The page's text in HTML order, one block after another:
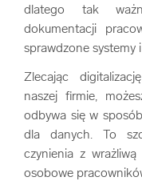
dlatego tak
dokumentacji
sprawdzone systemy
Zlecając
naszej firmie,
odbywa się w
dla danych. To
czynienia z
osobowe